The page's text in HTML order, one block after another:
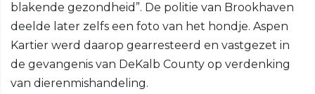
blakende gezondheid”. De politie van Brookhaven
deelde later zelfs een foto van het hondje. Aspen
Kartier werd daarop gearresteerd en vastgezet in
de gevangenis van DeKalb County op verdenking
van dierenmishandeling.